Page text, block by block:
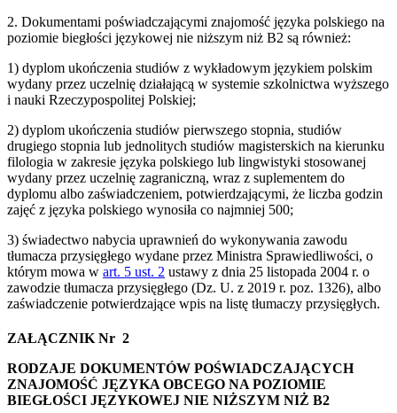
2. Dokumentami poświadczającymi znajomość języka polskiego na
poziomie biegłości językowej nie niższym niż B2 są również:
1) dyplom ukończenia studiów z wykładowym językiem polskim
wydany przez uczelnię działającą w systemie szkolnictwa wyższego
i nauki Rzeczypospolitej Polskiej;
2) dyplom ukończenia studiów pierwszego stopnia, studiów
drugiego stopnia lub jednolitych studiów magisterskich na kierunku
filologia w zakresie języka polskiego lub lingwistyki stosowanej
wydany przez uczelnię zagraniczną, wraz z suplementem do
dyplomu albo zaświadczeniem, potwierdzającymi, że liczba godzin
zajęć z języka polskiego wynosiła co najmniej 500;
3) świadectwo nabycia uprawnień do wykonywania zawodu
tłumacza przysięgłego wydane przez Ministra Sprawiedliwości, o
którym mowa w art. 5 ust. 2 ustawy z dnia 25 listopada 2004 r. o
zawodzie tłumacza przysięgłego (Dz. U. z 2019 r. poz. 1326), albo
zaświadczenie potwierdzające wpis na listę tłumaczy przysięgłych.
ZAŁĄCZNIK Nr 2
RODZAJE DOKUMENTÓW POŚWIADCZAJĄCYCH
ZNAJOMOŚĆ JĘZYKA OBCEGO NA POZIOMIE
BIEGŁOŚCI JĘZYKOWEJ NIE NIŻSZYM NIŻ B2